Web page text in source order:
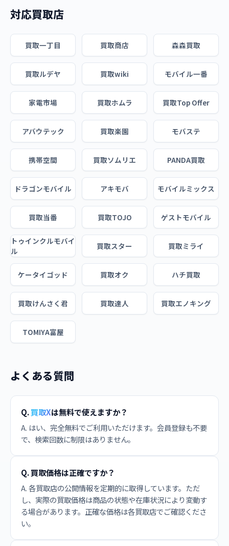
対応買取店
買取一丁目 買取商店 森森買取
買取ルデヤ 買取wiki モバイル一番
家電市場 買取ホムラ 買取Top Offer
アバウテック 買取楽園 モバステ
携帯空間 買取ソムリエ PANDA買取
ドラゴンモバイル アキモバ モバイルミックス
買取当番 買取TOJO ゲストモバイル
トゥインクルモバイ
ル
買取スター 買取ミライ
ケータイゴッド 買取オク ハチ買取
買取けんさく君 買取達人 買取エノキング
TOMIYA富屋
よくある質問
Q.買取Xは無料で使えますか？
A. はい、完全無料でご利用いただけます。会員登録も不要
で、検索回数に制限はありません。
Q. 買取価格は正確ですか？
A. 各買取店の公開情報を定期的に取得しています。ただ
し、実際の買取価格は商品の状態や在庫状況により変動す
る場合があります。正確な価格は各買取店でご確認くださ
い。